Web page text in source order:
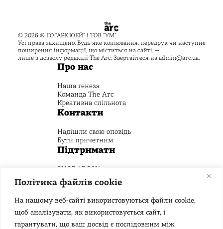
Політика файлів cookie
На нашому веб-сайті використовуються файли cookie,
щоб аналізувати, як використовується сайт, і
гарантувати, що ваш досвід є послідовним між
© 2026 ® ГО “АРК.ЮЕЙ” і ТОВ “УМ”.
Усі права захищено. Будь-яке копіювання, передрук чи наступне
поширення інформації, що міститься на сайті, —
лише з дозволу редакції The Arc. Звертайтеся на admin@arc.ua.
Про нас
Наша генеза
Команда The Arc
Креативна спільнота
Контакти
Надішли свою оповідь
Бути причетним
Підтримати
SHOP.ARC.UA
Пожертвуй на Креативний фонд
Стежити